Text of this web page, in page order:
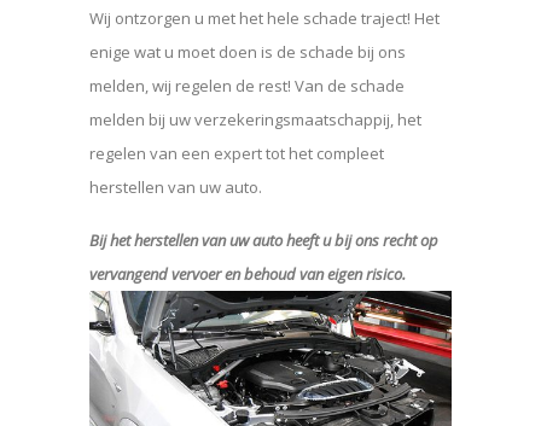
Wij ontzorgen u met het hele schade traject! Het
enige wat u moet doen is de schade bij ons
melden, wij regelen de rest! Van de schade
melden bij uw verzekeringsmaatschappij, het
regelen van een expert tot het compleet
herstellen van uw auto.
Bij het herstellen van uw auto heeft u bij ons recht op
vervangend vervoer en behoud van eigen risico.